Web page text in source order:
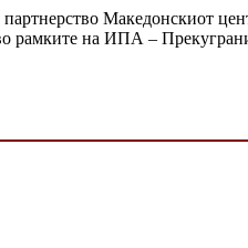
партнерство Македонскиот
рамките на ИПА –